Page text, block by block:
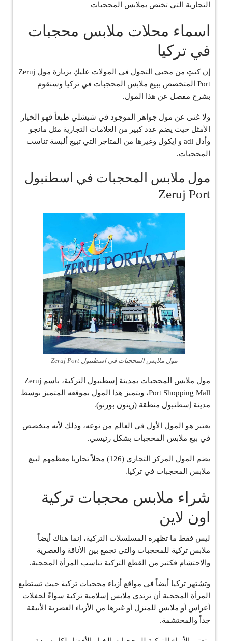
التجارية التي تختص بملابس المحجبات
اسماء محلات ملابس محجبات
في تركيا
إن كنتِ من محبي التجول في المولات عليكِ بزيارة مول Zeruj
Port المتخصص ببيع ملابس المحجبات في تركيا وسنقوم
بشرح مفصل عن هذا المول.
ولا غنى عن مول جواهر الموجود في شيشلي طبعاً فهو الخيار
الأمثل حيث يضم عدد كبير من العلامات التجارية مثل مانجو
وأدل adl و إيكول وغيرها من المتاجر التي تبيع ألبسة تناسب
المحجبات.
مول ملابس المحجبات في اسطنبول
Zeruj Port
مول ملابس المحجبات في اسطنبول Zeruj Port
مول ملابس المحجبات بمدينة إسطنبول التركية، باسم Zeruj
Port Shopping Mall‏، ويتميز هذا المول بموقعه المتميز بوسط
مدينة إسطنبول منطقة (زيتون بورنو).
يعتبر هو المول الأول في العالم من نوعه، وذلك لأنه متخصص
في بيع ملابس المحجبات بشكل رئيسي.
يضم المول المركز التجاري (126) محلاً تجاريا معظمهم لبيع
ملابس المحجبات في تركيا.
شراء ملابس محجبات تركية
اون لاين
ليس فقط ما تظهره المسلسلات التركية، إنما هناك أيضاً
ملابس تركية للمحجبات والتي تجمع بين الأناقة والعصرية
والاحتشام فكثير من القطع التركية تناسب المرأة المحجبة.
وتشتهر تركيا أيضاً في مواقع أزياء محجبات تركية حيث تستطيع
المرأة المحجبة أن ترتدي ملابس إسلامية تركية سواءً لحفلات
أعراس أو ملابس للمنزل أو غيرها من الأزياء العصرية الأنيقة
جداً والمحتشمة.